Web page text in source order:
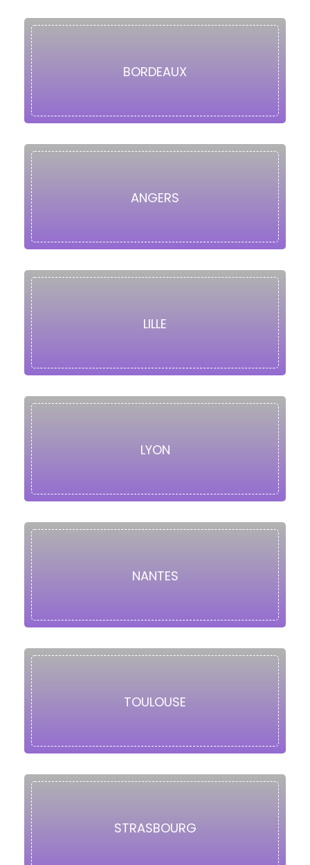
BORDEAUX
ANGERS
LILLE
LYON
NANTES
TOULOUSE
STRASBOURG